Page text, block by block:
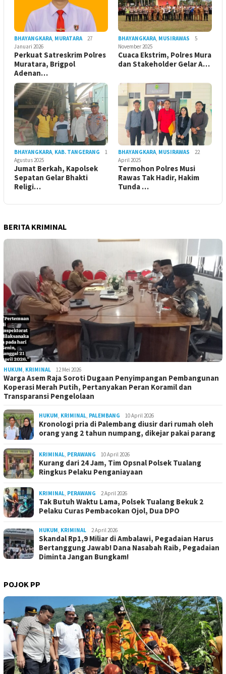
BHAYANGKARA MURATARA
27
Januari 2026
Perkuat Satreskrim Polres
Muratara, Brigpol
Adenan…
BHAYANGKARA MUSIRAWAS
5
November 2025
Cuaca Ekstrim, Polres Mura
dan Stakeholder Gelar A…
BHAYANGKARA KAB. TANGERANG
1
Agustus 2025
Jumat Berkah, Kapolsek
Sepatan Gelar Bhakti
Religi…
BHAYANGKARA MUSIRAWAS
22
April 2025
Termohon Polres Musi
Rawas Tak Hadir, Hakim
Tunda …
BERITA KRIMINAL
HUKUM KRIMINAL 12 Mei 2026
Warga Asem Raja Soroti Dugaan Penyimpangan Pembangunan
Koperasi Merah Putih, Pertanyakan Peran Koramil dan
Transparansi Pengelolaan
HUKUM KRIMINAL PALEMBANG 10 April 2026
Kronologi pria di Palembang diusir dari rumah oleh
orang yang 2 tahun numpang, dikejar pakai parang
KRIMINAL PERAWANG 10 April 2026
Kurang dari 24 Jam, Tim Opsnal Polsek Tualang
Ringkus Pelaku Penganiayaan
KRIMINAL PERAWANG 2 April 2026
Tak Butuh Waktu Lama, Polsek Tualang Bekuk 2
Pelaku Curas Pembacokan Ojol, Dua DPO
HUKUM KRIMINAL 2 April 2026
Skandal Rp1,9 Miliar di Ambalawi, Pegadaian Harus
Bertanggung Jawab! Dana Nasabah Raib, Pegadaian
Diminta Jangan Bungkam!
POJOK PP